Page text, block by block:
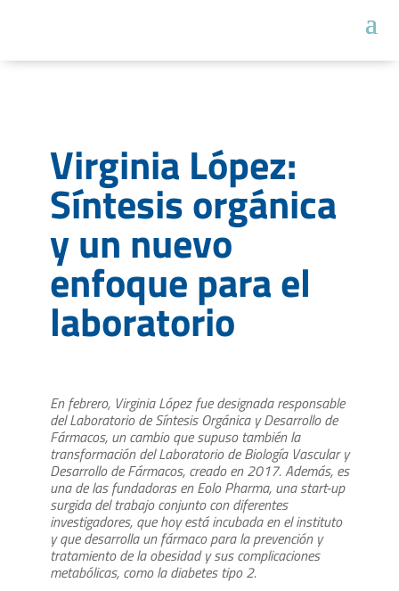
Virginia López:
Síntesis orgánica
y un nuevo
enfoque para el
laboratorio
En febrero, Virginia López fue designada responsable
del Laboratorio de Síntesis Orgánica y Desarrollo de
Fármacos, un cambio que supuso también la
transformación del Laboratorio de Biología Vascular y
Desarrollo de Fármacos, creado en 2017. Además, es
una de las fundadoras en Eolo Pharma, una start-up
surgida del trabajo conjunto con diferentes
investigadores, que hoy está incubada en el instituto
y que desarrolla un fármaco para la prevención y
tratamiento de la obesidad y sus complicaciones
metabólicas, como la diabetes tipo 2.